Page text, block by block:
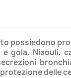
possiedono
gola. Niaouli,
delle